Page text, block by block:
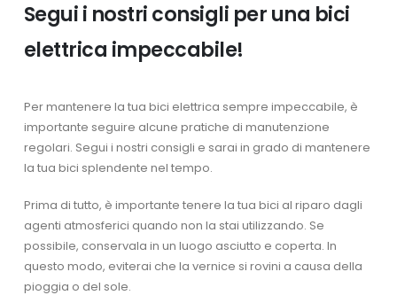
Segui i nostri consigli per una bici
elettrica impeccabile!
Per mantenere la tua bici elettrica sempre impeccabile, è
importante seguire alcune pratiche di manutenzione
regolari. Segui i nostri consigli e sarai in grado di mantenere
la tua bici splendente nel tempo.
Prima di tutto, è importante tenere la tua bici al riparo dagli
agenti atmosferici quando non la stai utilizzando. Se
possibile, conservala in un luogo asciutto e coperta. In
questo modo, eviterai che la vernice si rovini a causa della
pioggia o del sole.